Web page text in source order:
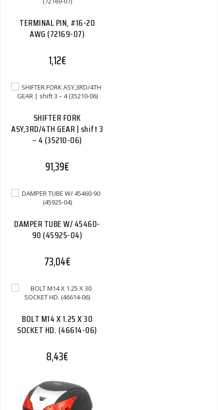
TERMINAL PIN, #16-20
AWG (72169-07)
1,12€
SHIFTER FORK
ASY,3RD/4TH GEAR | shift 3
– 4 (35210-06)
91,39€
DAMPER TUBE W/ 45460-
90 (45925-04)
73,04€
BOLT M14 X 1.25 X 30
SOCKET HD. (46614-06)
8,43€